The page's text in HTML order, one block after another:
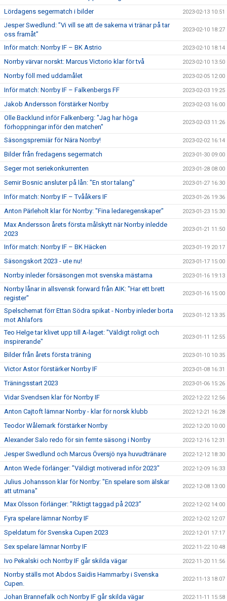
Lördagens segermatch i bilder 2023-02-13 10:51
Jesper Swedlund: ”Vi vill se att de sakerna vi tränar på tar
oss framåt”
2023-02-10 18:27
Inför match: Norrby IF – BK Astrio 2023-02-10 18:14
Norrby värvar norskt: Marcus Victorio klar för två 2023-02-10 13:50
Norrby föll med uddamålet 2023-02-05 12:00
Inför match: Norrby IF – Falkenbergs FF 2023-02-03 19:25
Jakob Andersson förstärker Norrby 2023-02-03 16:00
Olle Backlund inför Falkenberg: "Jag har höga
förhoppningar inför den matchen"
2023-02-03 11:26
Säsongspremiär för Nära Norrby! 2023-02-02 16:14
Bilder från fredagens segermatch 2023-01-30 09:00
Seger mot seriekonkurrenten 2023-01-28 08:00
Semir Bosnic ansluter på lån: "En stor talang" 2023-01-27 16:30
Inför match: Norrby IF – Tvååkers IF 2023-01-26 19:36
Anton Pärleholt klar för Norrby: "Fina ledaregenskaper" 2023-01-23 15:30
Max Andersson årets första målskytt när Norrby inledde
2023
2023-01-21 11:50
Inför match: Norrby IF – BK Häcken 2023-01-19 20:17
Säsongskort 2023 - ute nu! 2023-01-17 15:00
Norrby inleder försäsongen mot svenska mästarna 2023-01-16 19:13
Norrby lånar in allsvensk forward från AIK: "Har ett brett
register"
2023-01-16 15:00
Spelschemat förr Ettan Södra spikat - Norrby inleder borta
mot Ahlafors
2023-01-12 13:35
Teo Helge tar klivet upp till A-laget: "Väldigt roligt och
inspirerande"
2023-01-11 12:55
Bilder från årets första träning 2023-01-10 10:35
Victor Astor förstärker Norrby IF 2023-01-08 16:31
Träningsstart 2023 2023-01-06 15:26
Vidar Svendsen klar för Norrby IF 2022-12-22 12:56
Anton Cajtoft lämnar Norrby - klar för norsk klubb 2022-12-21 16:28
Teodor Wålemark förstärker Norrby 2022-12-20 10:00
Alexander Salo redo för sin femte säsong i Norrby 2022-12-16 12:31
Jesper Swedlund och Marcus Översjö nya huvudtränare 2022-12-12 18:30
Anton Wede förlänger: ”Väldigt motiverad inför 2023" 2022-12-09 16:33
Julius Johansson klar för Norrby: "En spelare som älskar
att utmana"
2022-12-08 13:00
Max Olsson förlänger: ”Riktigt taggad på 2023” 2022-12-02 14:00
Fyra spelare lämnar Norrby IF 2022-12-02 12:07
Speldatum för Svenska Cupen 2023 2022-12-01 17:17
Sex spelare lämnar Norrby IF 2022-11-22 10:48
Ivo Pekalski och Norrby IF går skilda vägar 2022-11-20 11:56
Norrby ställs mot Abdos Saidis Hammarby i Svenska
Cupen.
2022-11-13 18:07
Johan Brannefalk och Norrby IF går skilda vägar 2022-11-11 15:58